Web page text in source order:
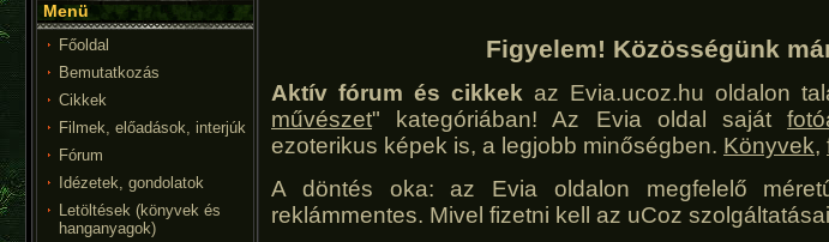
Menü
Főoldal
Bemutatkozás
Cikkek
Filmek, előadások, interjúk
Fórum
Idézetek, gondolatok
Letöltések (könyvek és
hanganyagok)
Figyelem! Közösségünk
Aktív fórum és cikkek az Evia.ucoz.hu oldalon
művészet" kategóriában! Az Evia oldal saját
ezoterikus képek is, a legjobb minőségben. Könyvek,
A döntés oka: az Evia oldalon megfelelő
reklámmentes. Mivel fizetni kell az uCoz